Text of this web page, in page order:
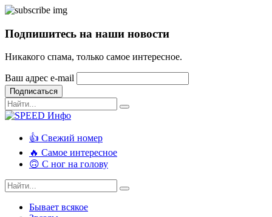
Подпишитесь на наши новости
Никакого спама, только самое интересное.
Ваш адрес e-mail
Подписаться
👍 Свежий номер
🔥 Самое интересное
🙃 С ног на голову
Бывает всякое